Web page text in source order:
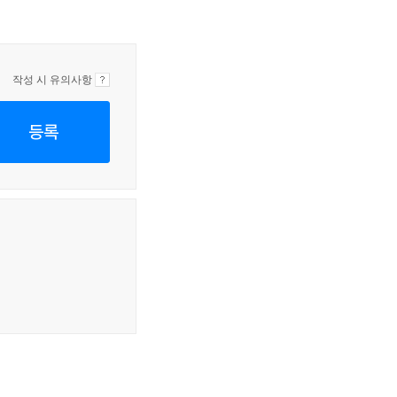
작성 시 유의사항
등록